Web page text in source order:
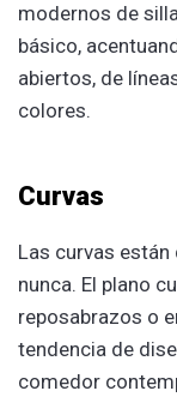
modernos de
básico,
abiertos, de
colores.
Curvas
Las curvas
nunca. El plano
reposabrazos o
tendencia de
comedor